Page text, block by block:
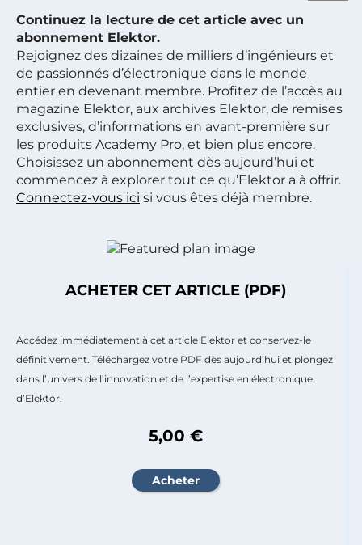
Continuez la lecture de cet article avec un
abonnement Elektor.
Rejoignez des dizaines de milliers d’ingénieurs et
de passionnés d’électronique dans le monde
entier en devenant membre. Profitez de l’accès au
magazine Elektor, aux archives Elektor, de remises
exclusives, d’informations en avant-première sur
les produits Academy Pro, et bien plus encore.
Choisissez un abonnement dès aujourd’hui et
commencez à explorer tout ce qu’Elektor a à offrir.
Connectez-vous ici si vous êtes déjà membre.
ACHETER CET ARTICLE (PDF)
Accédez immédiatement à cet article Elektor et conservez-le
définitivement. Téléchargez votre PDF dès aujourd’hui et plongez
dans l’univers de l’innovation et de l’expertise en électronique
d’Elektor.
5,00 €